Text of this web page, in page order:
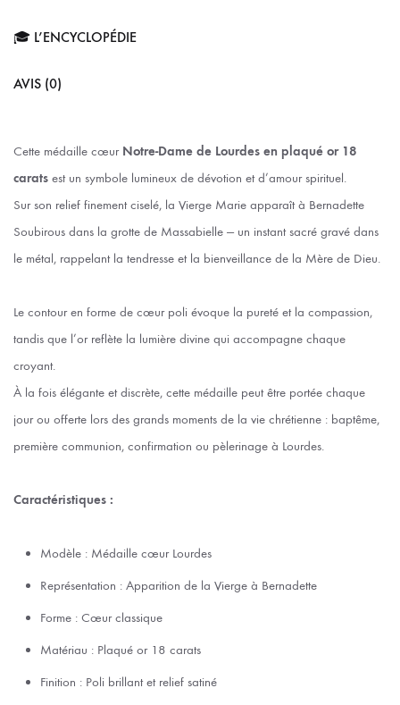
🎓 L’ENCYCLOPÉDIE
AVIS (0)
Cette médaille cœur Notre-Dame de Lourdes en plaqué or 18
carats est un symbole lumineux de dévotion et d’amour spirituel.
Sur son relief finement ciselé, la Vierge Marie apparaît à Bernadette
Soubirous dans la grotte de Massabielle — un instant sacré gravé dans
le métal, rappelant la tendresse et la bienveillance de la Mère de Dieu.
Le contour en forme de cœur poli évoque la pureté et la compassion,
tandis que l’or reflète la lumière divine qui accompagne chaque
croyant.
À la fois élégante et discrète, cette médaille peut être portée chaque
jour ou offerte lors des grands moments de la vie chrétienne : baptême,
première communion, confirmation ou pèlerinage à Lourdes.
Caractéristiques :
Modèle : Médaille cœur Lourdes
Représentation : Apparition de la Vierge à Bernadette
Forme : Cœur classique
Matériau : Plaqué or 18 carats
Finition : Poli brillant et relief satiné